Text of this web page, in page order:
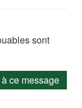
sont
ce message